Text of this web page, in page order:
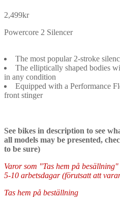
2,499kr
Powercore 2 Silencer
The most popular 2-stroke
The elliptically shaped bodies
in any condition
Equipped with a Performance
front stinger
See bikes in description to see
all models may be presented,
to be sure)
Varor som "Tas hem på
5-10 arbetsdagar (förutsatt att
Tas hem på beställning